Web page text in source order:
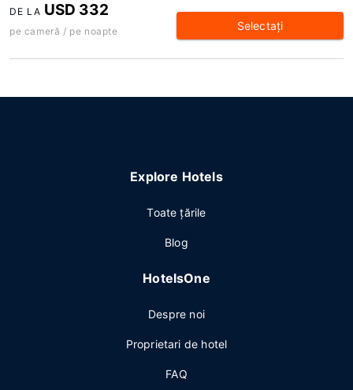
DE LA USD 332
pe cameră / pe noapte Selectaţi
Explore Hotels
Toate ţările
Blog
HotelsOne
Despre noi
Proprietari de hotel
FAQ